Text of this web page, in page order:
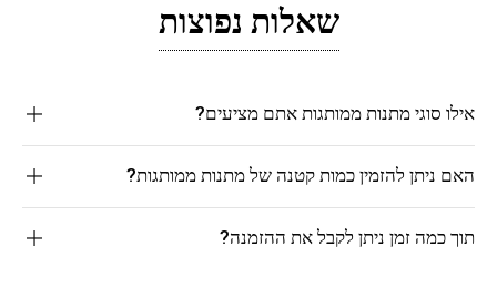
שאלות נפוצות
אילו סוגי מתנות ממותגות אתם מציעים?
האם ניתן להזמין כמות קטנה של מתנות ממותגות?
תוך כמה זמן ניתן לקבל את ההזמנה?